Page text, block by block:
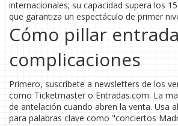
internacionales; su capacidad supera los
que garantiza un espectáculo de primer
Cómo pillar
complicaciones
Primero, suscríbete a newsletters de los
como Ticketmaster o Entradas.com. La
de antelación cuando abren la venta. Usa
para palabras clave como "conciertos